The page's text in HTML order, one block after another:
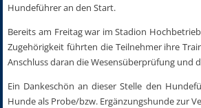
Hundeführer an den Start.
Bereits am Freitag war im Stadion
Zugehörigkeit führten die Teilnehmer ihre
Anschluss daran die Wesensüberprüfung und
Ein Dankeschön an dieser Stelle den
Hunde als Probe/bzw. Ergänzungshunde zur